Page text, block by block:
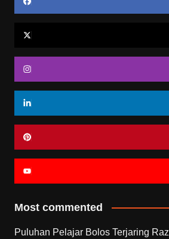
Most commented
Puluhan Pelajar Bolos Terjaring